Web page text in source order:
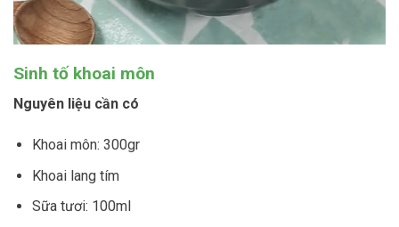
Sinh tố khoai môn
Nguyên liệu cần có
Khoai môn: 300gr
Khoai lang tím
Sữa tươi: 100ml